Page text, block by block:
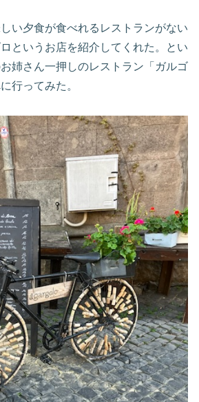
い夕食が食べれるレストランがない
というお店を紹介してくれた。とい
姉さん一押しのレストラン「ガルゴ
行ってみた。